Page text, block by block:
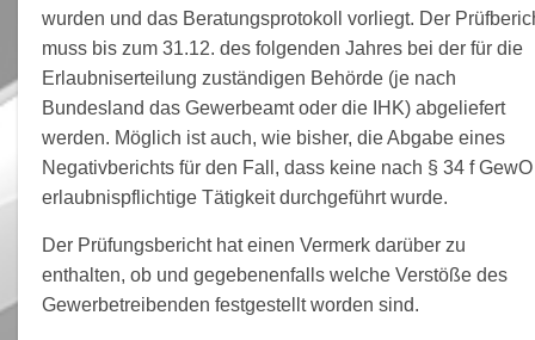
wurden und das Beratungsprotokoll vorliegt. Der
muss bis zum 31.12. des folgenden Jahres bei der für die
Erlaubniserteilung zuständigen Behörde (je nach
Bundesland das Gewerbeamt oder die IHK) abgeliefert
werden. Möglich ist auch, wie bisher, die Abgabe eines
Negativberichts für den Fall, dass keine nach § 34 f GewO
erlaubnispflichtige Tätigkeit durchgeführt wurde.
Der Prüfungsbericht hat einen Vermerk darüber zu
enthalten, ob und gegebenenfalls welche Verstöße des
Gewerbetreibenden festgestellt worden sind.